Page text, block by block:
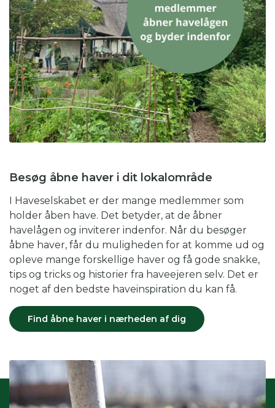
Besøg åbne haver i dit lokalområde
I Haveselskabet er der mange medlemmer som
holder åben have. Det betyder, at de åbner
havelågen og inviterer indenfor. Når du besøger
åbne haver, får du muligheden for at komme ud og
opleve mange forskellige haver og få gode snakke,
tips og tricks og historier fra haveejeren selv. Det er
noget af den bedste haveinspiration du kan få.
Find åbne haver i nærheden af dig